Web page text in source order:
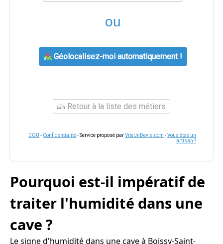
ou
Géolocalisez-moi automatiquement !
Retour à la liste des métiers
CGU - Confidentialité- Service proposé parViteUnDevis.com -Vous êtes un
artisan ?
Pourquoi est-il impératif de
traiter l'humidité dans une
cave ?
Le signe d'humidité dans une cave à Boissy-Saint-